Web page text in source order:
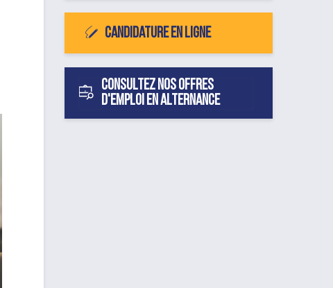
Candidature en ligne
Consultez nos offres
d'emploi en alternance